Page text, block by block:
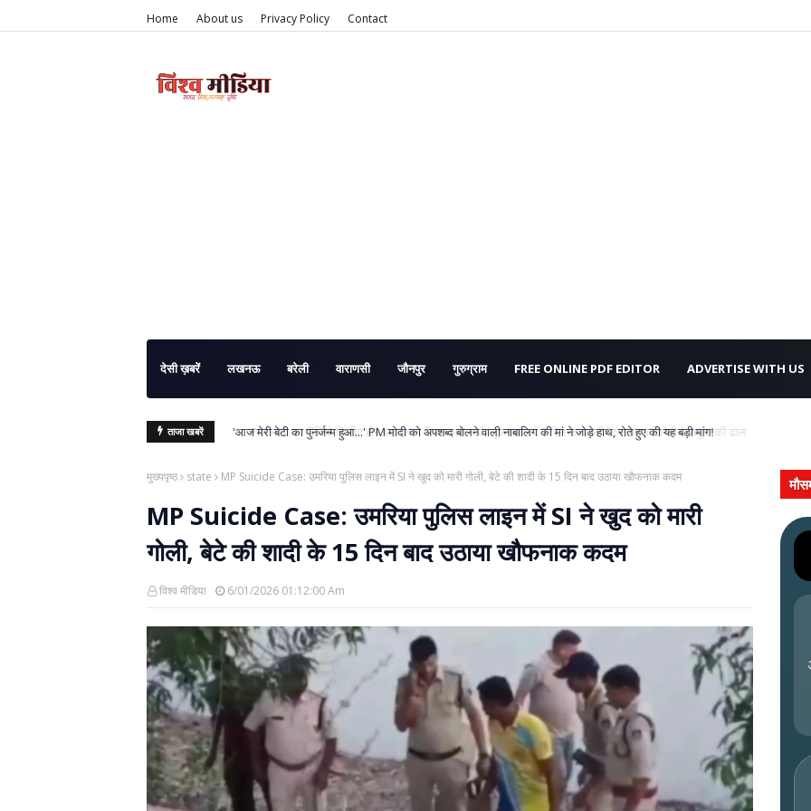
Home About us Privacy Policy Contact
देसी ख़बरें लखनऊ बरेली वाराणसी जौनपुर गुरुग्राम FREE ONLINE PDF EDITOR ADVERTISE WITH US
ताजा खबरें 'आज मेरी बेटी का पुनर्जन्म हुआ...' PM मोदी को अपशब्द बोलने वाली नाबालिग की मां ने जोड़े हाथ, रोते हुए की यह बड़ी मांग!
मुख्यपृष्ठ state MP Suicide Case: उमरिया पुलिस लाइन में SI ने खुद को मारी गोली, बेटे की शादी के 15 दिन बाद उठाया खौफनाक कदम
MP Suicide Case: उमरिया पुलिस लाइन में SI ने खुद को मारी
गोली, बेटे की शादी के 15 दिन बाद उठाया खौफनाक कदम
विश्व मीडिया 6/01/2026 01:12:00 Am